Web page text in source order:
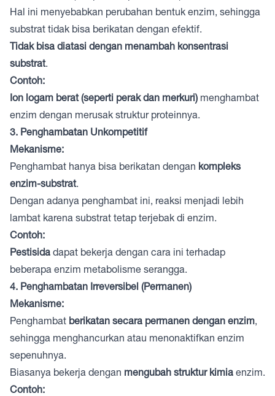
Hal ini menyebabkan perubahan bentuk enzim, sehingga
substrat tidak bisa berikatan dengan efektif.
Tidak bisa diatasi dengan menambah konsentrasi
substrat.
Contoh:
Ion logam berat (seperti perak dan merkuri) menghambat
enzim dengan merusak struktur proteinnya.
3. Penghambatan Unkompetitif
Mekanisme:
Penghambat hanya bisa berikatan dengan kompleks
enzim-substrat.
Dengan adanya penghambat ini, reaksi menjadi lebih
lambat karena substrat tetap terjebak di enzim.
Contoh:
Pestisida dapat bekerja dengan cara ini terhadap
beberapa enzim metabolisme serangga.
4. Penghambatan Irreversibel (Permanen)
Mekanisme:
Penghambat berikatan secara permanen dengan enzim,
sehingga menghancurkan atau menonaktifkan enzim
sepenuhnya.
Biasanya bekerja dengan mengubah struktur kimia enzim.
Contoh: